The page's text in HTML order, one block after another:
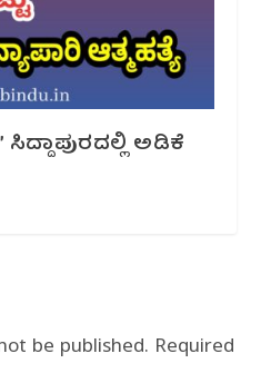
ಅಡಿಕೆ
be published. Required